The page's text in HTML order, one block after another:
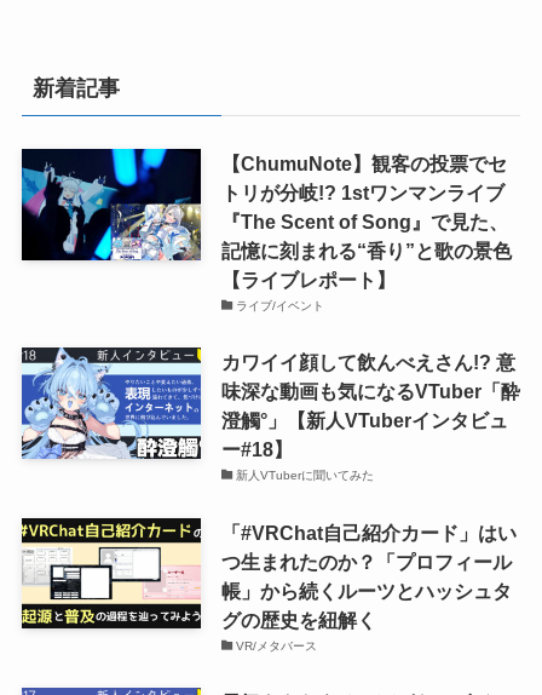
新着記事
【ChumuNote】観客の投票でセ
トリが分岐!? 1stワンマンライブ
『The Scent of Song』で見た、
記憶に刻まれる“香り”と歌の景色
【ライブレポート】
ライブ/イベント
カワイイ顔して飲んべえさん!? 意
味深な動画も気になるVTuber「酔
澄觸°」【新人VTuberインタビュ
ー#18】
新人VTuberに聞いてみた
「#VRChat自己紹介カード」はい
つ生まれたのか？「プロフィール
帳」から続くルーツとハッシュタ
グの歴史を紐解く
VR/メタバース